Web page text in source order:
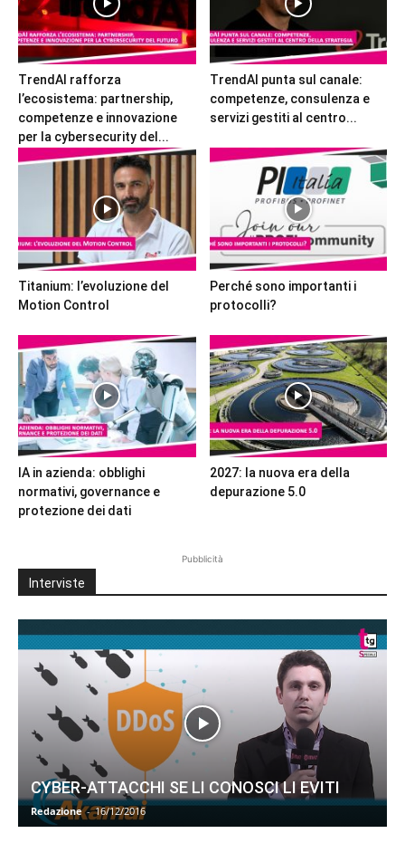
TrendAI rafforza
l’ecosistema: partnership,
competenze e innovazione
per la cybersecurity del...
TrendAI punta sul canale:
competenze, consulenza e
servizi gestiti al centro...
Titanium: l’evoluzione del
Motion Control
Perché sono importanti i
protocolli?
IA in azienda: obblighi
normativi, governance e
protezione dei dati
2027: la nuova era della
depurazione 5.0
Pubblicità
Interviste
CYBER-ATTACCHI SE LI CONOSCI LI EVITI
Redazione - 16/12/2016